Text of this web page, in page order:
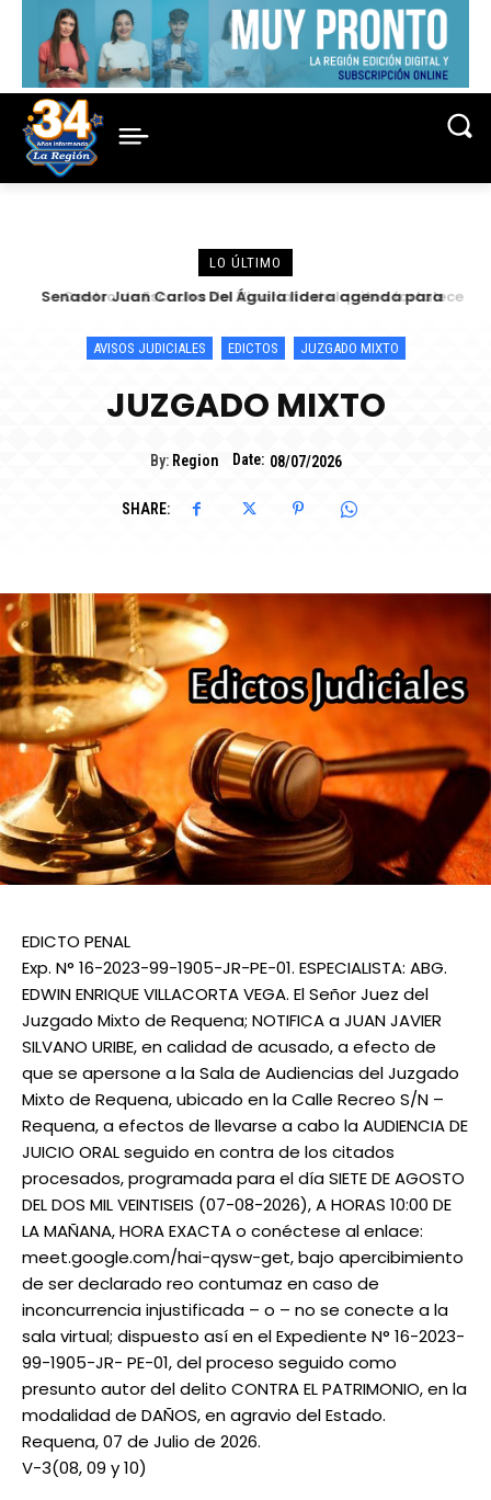
LO ÚLTIMO
Centro de Escucha del Vicariato de Iquitos fortalece
AVISOS JUDICIALES EDICTOS JUZGADO MIXTO
JUZGADO MIXTO
By: Region Date: 08/07/2026
SHARE:
EDICTO PENAL
Exp. N° 16-2023-99-1905-JR-PE-01. ESPECIALISTA: ABG.
EDWIN ENRIQUE VILLACORTA VEGA. El Señor Juez del
Juzgado Mixto de Requena; NOTIFICA a JUAN JAVIER
SILVANO URIBE, en calidad de acusado, a efecto de
que se apersone a la Sala de Audiencias del Juzgado
Mixto de Requena, ubicado en la Calle Recreo S/N –
Requena, a efectos de llevarse a cabo la AUDIENCIA DE
JUICIO ORAL seguido en contra de los citados
procesados, programada para el día SIETE DE AGOSTO
DEL DOS MIL VEINTISEIS (07-08-2026), A HORAS 10:00 DE
LA MAÑANA, HORA EXACTA o conéctese al enlace:
meet.google.com/hai-qysw-get, bajo apercibimiento
de ser declarado reo contumaz en caso de
inconcurrencia injustificada – o – no se conecte a la
sala virtual; dispuesto así en el Expediente N° 16-2023-
99-1905-JR- PE-01, del proceso seguido como
presunto autor del delito CONTRA EL PATRIMONIO, en la
modalidad de DAÑOS, en agravio del Estado.
Requena, 07 de Julio de 2026.
V-3(08, 09 y 10)